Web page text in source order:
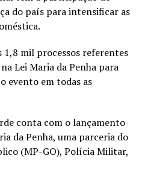
do país para intensificar as
1,8 mil processos referentes
Lei Maria da Penha para
evento em todas as
conta com o lançamento
da Penha, uma parceria do
(MP-GO), Polícia Militar,